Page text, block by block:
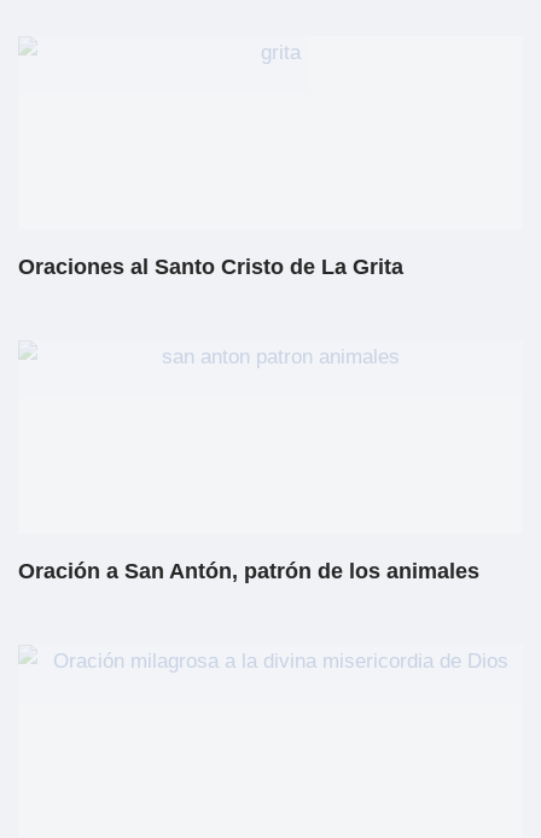
Oraciones al Santo Cristo de La Grita
Oración a San Antón, patrón de los animales